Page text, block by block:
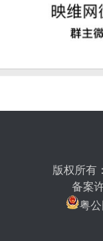
版权所有
备案
粤公